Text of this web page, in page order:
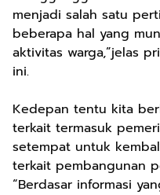
menjadi salah satu
beberapa hal yang
aktivitas warga,”jelas
ini.
Kedepan tentu kita
terkait termasuk
setempat untuk
terkait pembangunan
“Berdasar informasi